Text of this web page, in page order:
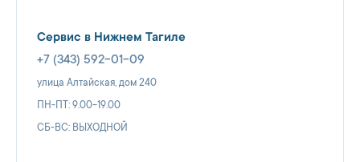
Сервис в Нижнем Тагиле
+7 (343) 592-01-09
улица Алтайская, дом 240
ПН-ПТ: 9.00-19.00
СБ-ВС: ВЫХОДНОЙ